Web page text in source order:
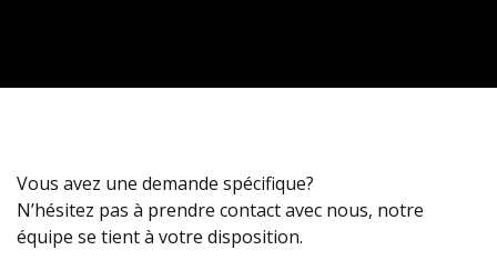
Vous avez une demande spécifique?
N’hésitez pas à prendre contact avec nous, notre
équipe se tient à votre disposition.